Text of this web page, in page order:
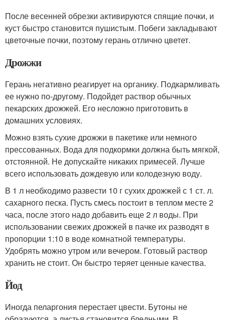
После весенней обрезки активируются спящие почки, и
куст быстро становится пушистым. Побеги закладывают
цветочные почки, поэтому герань отлично цветет.
Дрожжи
Герань негативно реагирует на органику. Подкармливать
ее нужно по-другому. Подойдет раствор обычных
пекарских дрожжей. Его несложно приготовить в
домашних условиях.
Можно взять сухие дрожжи в пакетике или немного
прессованных. Вода для подкормки должна быть мягкой,
отстоянной. Не допускайте никаких примесей. Лучше
всего использовать дождевую или колодезную воду.
В 1 л необходимо развести 10 г сухих дрожжей с 1 ст. л.
сахарного песка. Пусть смесь постоит в теплом месте 2
часа, после этого надо добавить еще 2 л воды. При
использовании свежих дрожжей в пачке их разводят в
пропорции 1:10 в воде комнатной температуры.
Удобрять можно утром или вечером. Готовый раствор
хранить не стоит. Он быстро теряет ценные качества.
Йод
Иногда пеларгония перестает цвести. Бутоны не